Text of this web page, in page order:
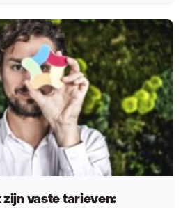
vaste tarieven: